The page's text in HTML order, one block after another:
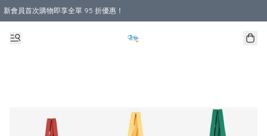
新會員首次購物即享全單 95 折優惠！
購物滿 HKD 800.00即享免運費優惠！（適用於 本地送貨、本地取貨 )